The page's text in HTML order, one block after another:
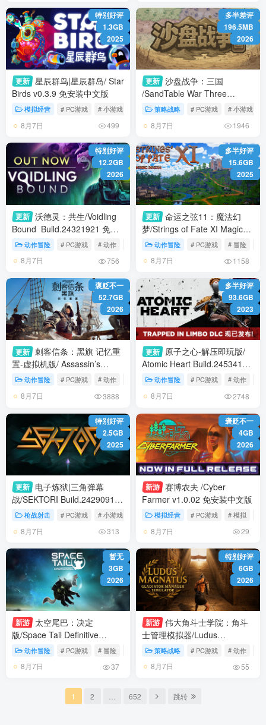
特别好评
1.3GB
2025
更新 星辰群鸟|星辰群岛/ Star
Birds v0.3.9 免安装中文版
模拟经营 # PC游戏 # 小游戏 # 模拟经营
8月7日 499
多半差评
196.5MB
2026
更新 沙盘战争：三国
/SandTable War Three
Kingdoms v1.39.2.2642 免安
装中文版
策略战略 # PC游戏 # 小游戏
8月7日 1946
特别好评
12.2GB
2026
更新 沃德灵：共生/Voidling
Bound Build.24321921 免安
装中文版
动作冒险 # PC游戏 # 动作
8月7日 756
多半好评
15.6GB
2025
更新 命运之弦11：魔法幻
梦/Strings of Fate XI Magic
dream Build.24301239 免安
装中文版
动作冒险 # PC游戏 # 冒险
8月7日 1158
褒贬不一
52.7GB
2026
更新 刺客信条：黑旗 记忆重
置-虚拟机版/ Assassin’s
Creed Black Flag Resynced
v1.0.6 免安装中文版
动作冒险 # PC游戏 # 动作
8月7日 3888
多半好评
93.6GB
2023
更新 原子之心-解压即玩版/
Atomic Heart Build.24534183
全DLC 送修改器 免安装中文版
动作冒险 # PC游戏 # 动作
8月7日 2748
特别好评
2.5GB
2025
更新 电子炼狱|三角弹幕
战/SEKTORI Build.24290918
免安装中文版
枪战射击 # PC游戏 # 小游戏 # 射击
8月7日 313
褒贬不一
4GB
2026
新游 赛博农夫 /Cyber
Farmer v1.0.02 免安装中文版
模拟经营 # PC游戏 # 模拟
8月7日 29
暂无
3GB
2026
新游 太空尾巴：决定
版‌/Space Tail Definitive
Edition v2.0.33f4 免安装英文
版
动作冒险 # PC游戏 # 冒险
8月7日 37
特别好评
6GB
2026
新游 伟大角斗士学院：角斗
士管理模拟器/Ludus
Magnatus Gladiator Manager
Simulator Build.24522887 免
安装中文版
策略战略 # PC游戏 # 动作
8月7日 55
1 2 652 跳转